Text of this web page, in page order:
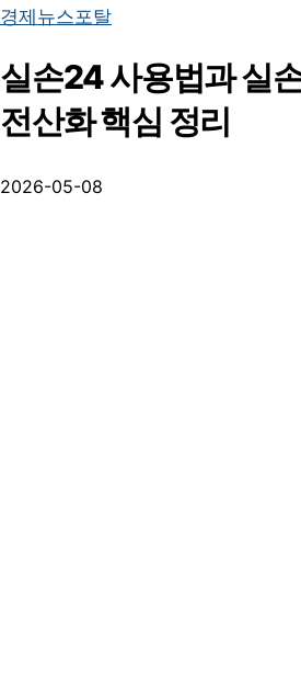
경제뉴스포탈
실손24 사용법과 실
전산화 핵심 정리
2026-05-08